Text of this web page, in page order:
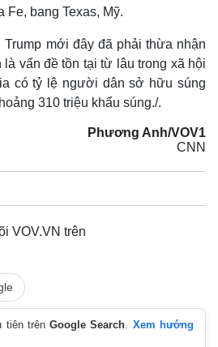
Fe, bang Texas, Mỹ.
Trump mới đây đã phải thừa nhận
vấn đề tồn tại từ lâu trong xã hội
có tỷ lệ người dân sở hữu súng
310 triệu khẩu súng./.
Phương Anh/VOV1
CNN
VOV.VN trên
tiên trênGoogle Search. Xem hướng